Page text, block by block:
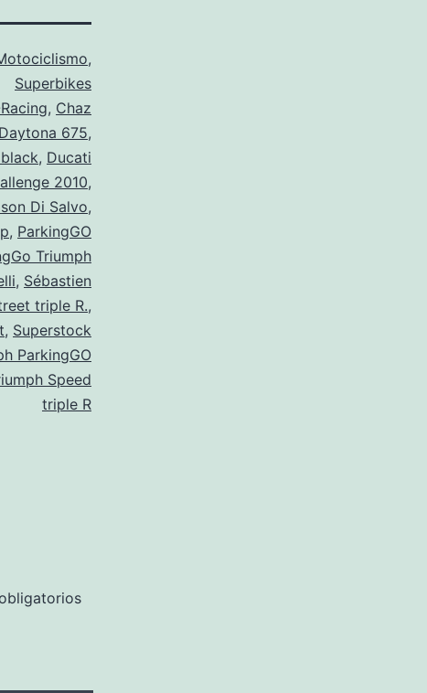
,
Superbikes
, Chaz
Daytona 675,
, Ducati
2010,
Di Salvo,
, ParkingGO
Triumph
, Sébastien
triple R.,
, Superstock
ParkingGO
Speed
triple R